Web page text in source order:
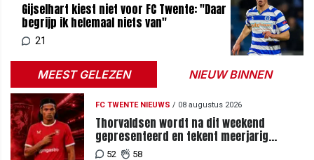
Gijselhart kiest niet voor FC Twente: "Daar
begrijp ik helemaal niets van"
21
MEEST GELEZEN NIEUW BINNEN
FC TWENTE NIEUWS / 08 augustus 2026
Thorvaldsen wordt na dit weekend
gepresenteerd en tekent meerjarig
contract bij FC Twente
52 58